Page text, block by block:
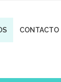
CONTACTO